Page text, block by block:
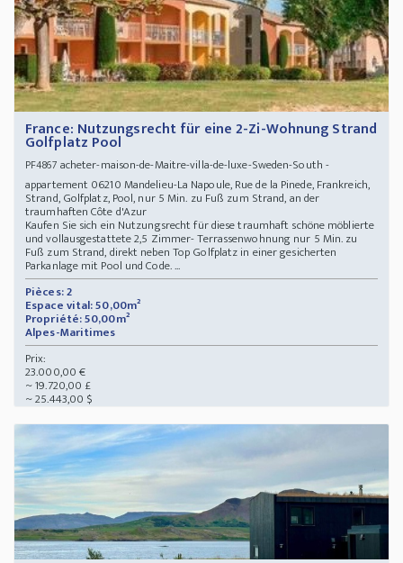
France: Nutzungsrecht für eine 2-Zi-Wohnung Strand
Golfplatz Pool
PF4867 acheter-maison-de-Maitre-villa-de-luxe-Sweden-South -
appartement 06210 Mandelieu-La Napoule, Rue de la Pinede, Frankreich,
Strand, Golfplatz, Pool, nur 5 Min. zu Fuß zum Strand, an der
traumhaften Côte d'Azur
Kaufen Sie sich ein Nutzungsrecht für diese traumhaft schöne möblierte
und vollausgestattete 2,5 Zimmer- Terrassenwohnung nur 5 Min. zu
Fuß zum Strand, direkt neben Top Golfplatz in einer gesicherten
Parkanlage mit Pool und Code. ...
Pièces: 2
Espace vital: 50,00m²
Propriété: 50,00m²
Alpes-Maritimes
Prix:
23.000,00 €
~ 19.720,00 £
~ 25.443,00 $